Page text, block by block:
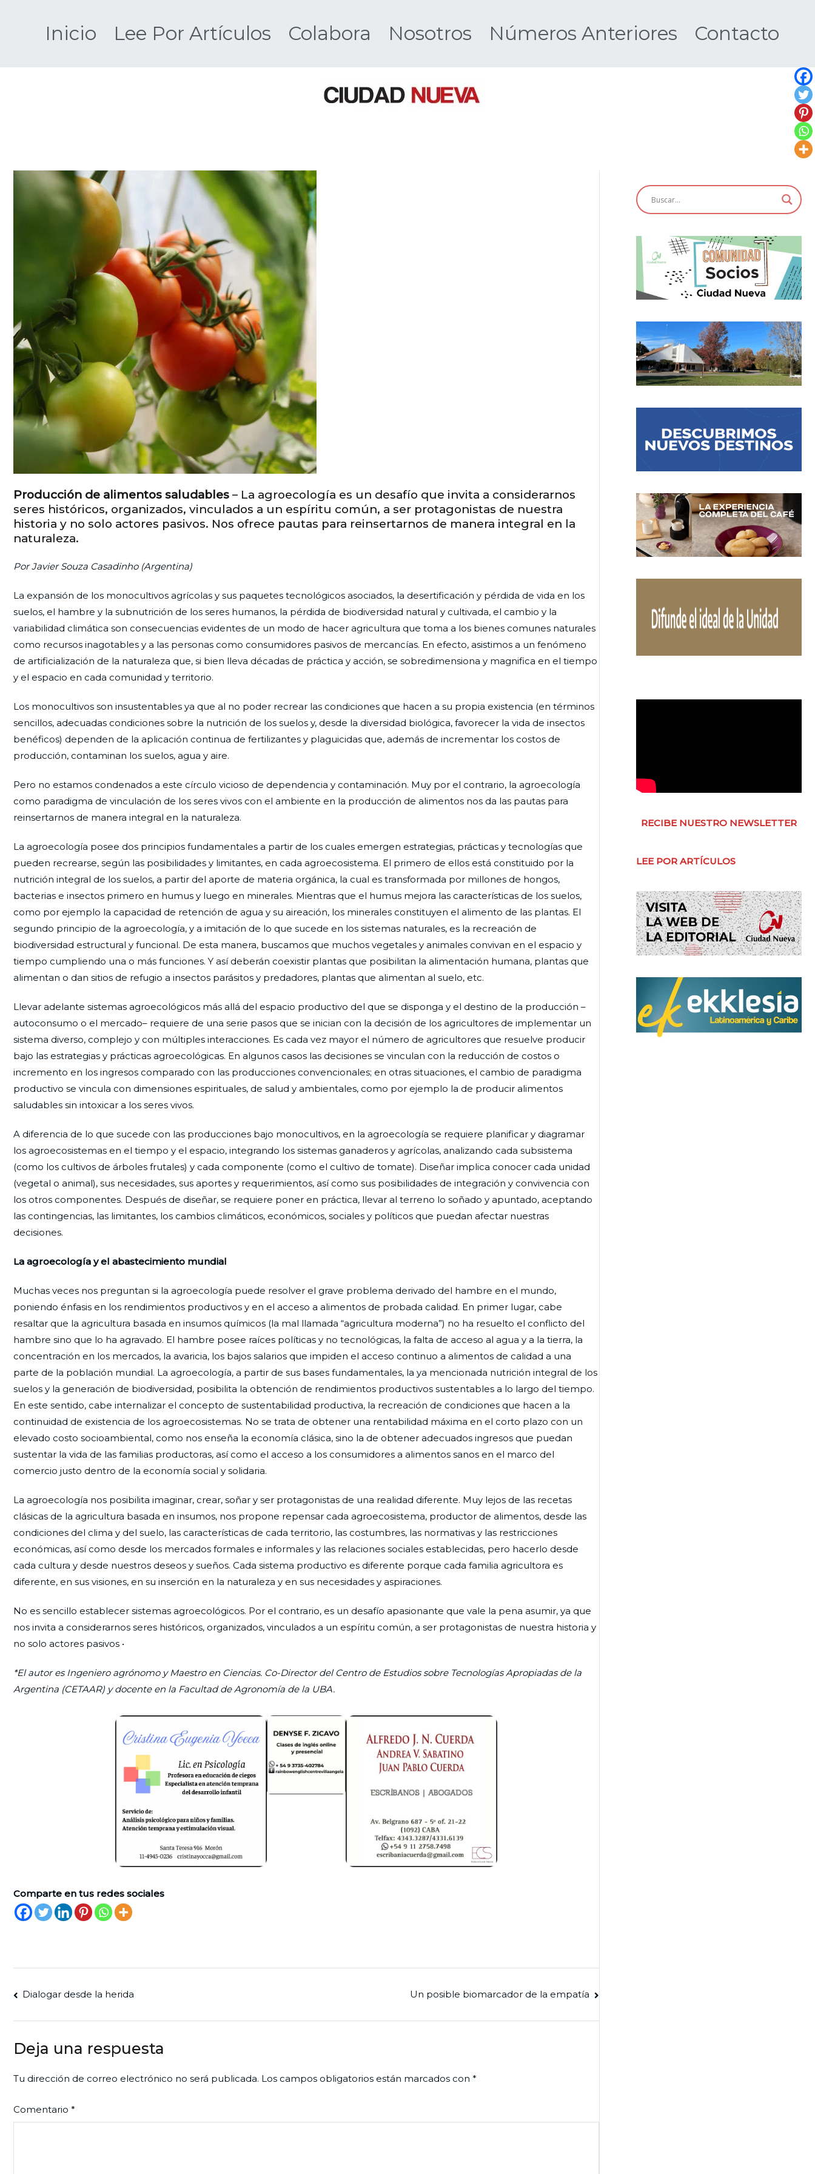
Inicio Lee Por Artículos Colabora Nosotros Números Anteriores Contacto
Producción de alimentos saludables – La agroecología es un desafío que invita a considerarnos
seres históricos, organizados, vinculados a un espíritu común, a ser protagonistas de nuestra
historia y no solo actores pasivos. Nos ofrece pautas para reinsertarnos de manera integral en la
naturaleza.
Por Javier Souza Casadinho (Argentina)
La expansión de los monocultivos agrícolas y sus paquetes tecnológicos asociados, la desertificación y pérdida de vida en los
suelos, el hambre y la subnutrición de los seres humanos, la pérdida de biodiversidad natural y cultivada, el cambio y la
variabilidad climática son consecuencias evidentes de un modo de hacer agricultura que toma a los bienes comunes naturales
como recursos inagotables y a las personas como consumidores pasivos de mercancías. En efecto, asistimos a un fenómeno
de artificialización de la naturaleza que, si bien lleva décadas de práctica y acción, se sobredimensiona y magnifica en el tiempo
y el espacio en cada comunidad y territorio.
Los monocultivos son insustentables ya que al no poder recrear las condiciones que hacen a su propia existencia (en términos
sencillos, adecuadas condiciones sobre la nutrición de los suelos y, desde la diversidad biológica, favorecer la vida de insectos
benéficos) dependen de la aplicación continua de fertilizantes y plaguicidas que, además de incrementar los costos de
producción, contaminan los suelos, agua y aire.
Pero no estamos condenados a este círculo vicioso de dependencia y contaminación. Muy por el contrario, la agroecología
como paradigma de vinculación de los seres vivos con el ambiente en la producción de alimentos nos da las pautas para
reinsertarnos de manera integral en la naturaleza.
La agroecología posee dos principios fundamentales a partir de los cuales emergen estrategias, prácticas y tecnologías que
pueden recrearse, según las posibilidades y limitantes, en cada agroecosistema. El primero de ellos está constituido por la
nutrición integral de los suelos, a partir del aporte de materia orgánica, la cual es transformada por millones de hongos,
bacterias e insectos primero en humus y luego en minerales. Mientras que el humus mejora las características de los suelos,
como por ejemplo la capacidad de retención de agua y su aireación, los minerales constituyen el alimento de las plantas. El
segundo principio de la agroecología, y a imitación de lo que sucede en los sistemas naturales, es la recreación de
biodiversidad estructural y funcional. De esta manera, buscamos que muchos vegetales y animales convivan en el espacio y
tiempo cumpliendo una o más funciones. Y así deberán coexistir plantas que posibilitan la alimentación humana, plantas que
alimentan o dan sitios de refugio a insectos parásitos y predadores, plantas que alimentan al suelo, etc.
Llevar adelante sistemas agroecológicos más allá del espacio productivo del que se disponga y el destino de la producción –
autoconsumo o el mercado– requiere de una serie pasos que se inician con la decisión de los agricultores de implementar un
sistema diverso, complejo y con múltiples interacciones. Es cada vez mayor el número de agricultores que resuelve producir
bajo las estrategias y prácticas agroecológicas. En algunos casos las decisiones se vinculan con la reducción de costos o
incremento en los ingresos comparado con las producciones convencionales; en otras situaciones, el cambio de paradigma
productivo se vincula con dimensiones espirituales, de salud y ambientales, como por ejemplo la de producir alimentos
saludables sin intoxicar a los seres vivos.
A diferencia de lo que sucede con las producciones bajo monocultivos, en la agroecología se requiere planificar y diagramar
los agroecosistemas en el tiempo y el espacio, integrando los sistemas ganaderos y agrícolas, analizando cada subsistema
(como los cultivos de árboles frutales) y cada componente (como el cultivo de tomate). Diseñar implica conocer cada unidad
(vegetal o animal), sus necesidades, sus aportes y requerimientos, así como sus posibilidades de integración y convivencia con
los otros componentes. Después de diseñar, se requiere poner en práctica, llevar al terreno lo soñado y apuntado, aceptando
las contingencias, las limitantes, los cambios climáticos, económicos, sociales y políticos que puedan afectar nuestras
decisiones.
La agroecología y el abastecimiento mundial
Muchas veces nos preguntan si la agroecología puede resolver el grave problema derivado del hambre en el mundo,
poniendo énfasis en los rendimientos productivos y en el acceso a alimentos de probada calidad. En primer lugar, cabe
resaltar que la agricultura basada en insumos químicos (la mal llamada “agricultura moderna”) no ha resuelto el conflicto del
hambre sino que lo ha agravado. El hambre posee raíces políticas y no tecnológicas, la falta de acceso al agua y a la tierra, la
concentración en los mercados, la avaricia, los bajos salarios que impiden el acceso continuo a alimentos de calidad a una
parte de la población mundial. La agroecología, a partir de sus bases fundamentales, la ya mencionada nutrición integral de los
suelos y la generación de biodiversidad, posibilita la obtención de rendimientos productivos sustentables a lo largo del tiempo.
En este sentido, cabe internalizar el concepto de sustentabilidad productiva, la recreación de condiciones que hacen a la
continuidad de existencia de los agroecosistemas. No se trata de obtener una rentabilidad máxima en el corto plazo con un
elevado costo socioambiental, como nos enseña la economía clásica, sino la de obtener adecuados ingresos que puedan
sustentar la vida de las familias productoras, así como el acceso a los consumidores a alimentos sanos en el marco del
comercio justo dentro de la economía social y solidaria.
La agroecología nos posibilita imaginar, crear, soñar y ser protagonistas de una realidad diferente. Muy lejos de las recetas
clásicas de la agricultura basada en insumos, nos propone repensar cada agroecosistema, productor de alimentos, desde las
condiciones del clima y del suelo, las características de cada territorio, las costumbres, las normativas y las restricciones
económicas, así como desde los mercados formales e informales y las relaciones sociales establecidas, pero hacerlo desde
cada cultura y desde nuestros deseos y sueños. Cada sistema productivo es diferente porque cada familia agricultora es
diferente, en sus visiones, en su inserción en la naturaleza y en sus necesidades y aspiraciones.
No es sencillo establecer sistemas agroecológicos. Por el contrario, es un desafío apasionante que vale la pena asumir, ya que
nos invita a considerarnos seres históricos, organizados, vinculados a un espíritu común, a ser protagonistas de nuestra historia y
no solo actores pasivos •
*El autor es Ingeniero agrónomo y Maestro en Ciencias. Co-Director del Centro de Estudios sobre Tecnologías Apropiadas de la
Argentina (CETAAR) y docente en la Facultad de Agronomía de la UBA.
Comparte en tus redes sociales
Navegación
de
entradas
Dialogar desde la herida Un posible biomarcador de la empatía
Deja una respuesta
Tu dirección de correo electrónico no será publicada. Los campos obligatorios están marcados con *
Comentario *
RECIBE NUESTRO NEWSLETTER
LEE POR ARTÍCULOS